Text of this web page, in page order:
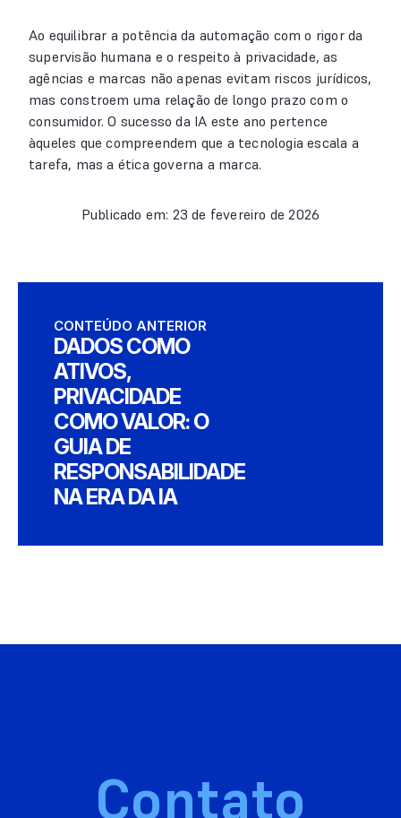
Ao equilibrar a potência da automação com o rigor da
supervisão humana e o respeito à privacidade, as
agências e marcas não apenas evitam riscos jurídicos,
mas constroem uma relação de longo prazo com o
consumidor. O sucesso da IA este ano pertence
àqueles que compreendem que a tecnologia escala a
tarefa, mas a ética governa a marca.
Publicado em: 23 de fevereiro de 2026
CONTEÚDO ANTERIOR
DADOS COMO
ATIVOS,
PRIVACIDADE
COMO VALOR: O
GUIA DE
RESPONSABILIDADE
NA ERA DA IA
Contato